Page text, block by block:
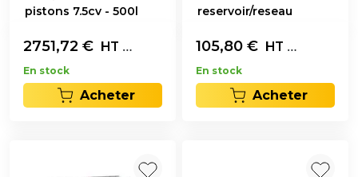
pistons 7.5cv - 500l
2751,72 € HT L'unité
En stock
Acheter
reservoir/reseau
105,80 € HT L'unité
En stock
Acheter